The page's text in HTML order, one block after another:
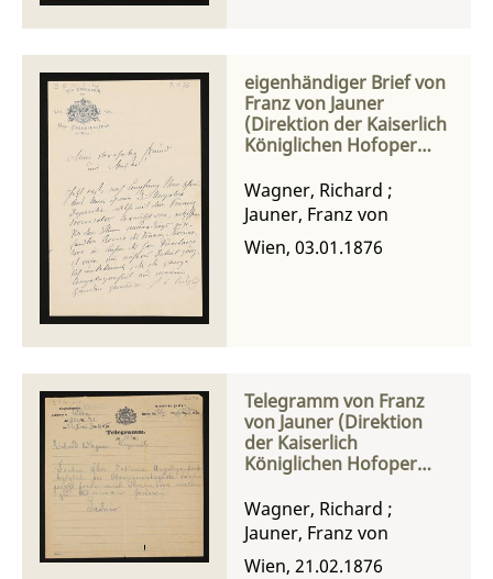
eigenhändiger Brief von
Franz von Jauner
(Direktion der Kaiserlich
Königlichen Hofoper
Wagner
Wagner, Richard ;
Jauner, Franz von
Wien, 03.01.1876
Telegramm von Franz
von Jauner (Direktion
der Kaiserlich
Königlichen Hofoper
Wagner
Wagner, Richard ;
Jauner, Franz von
Wien, 21.02.1876